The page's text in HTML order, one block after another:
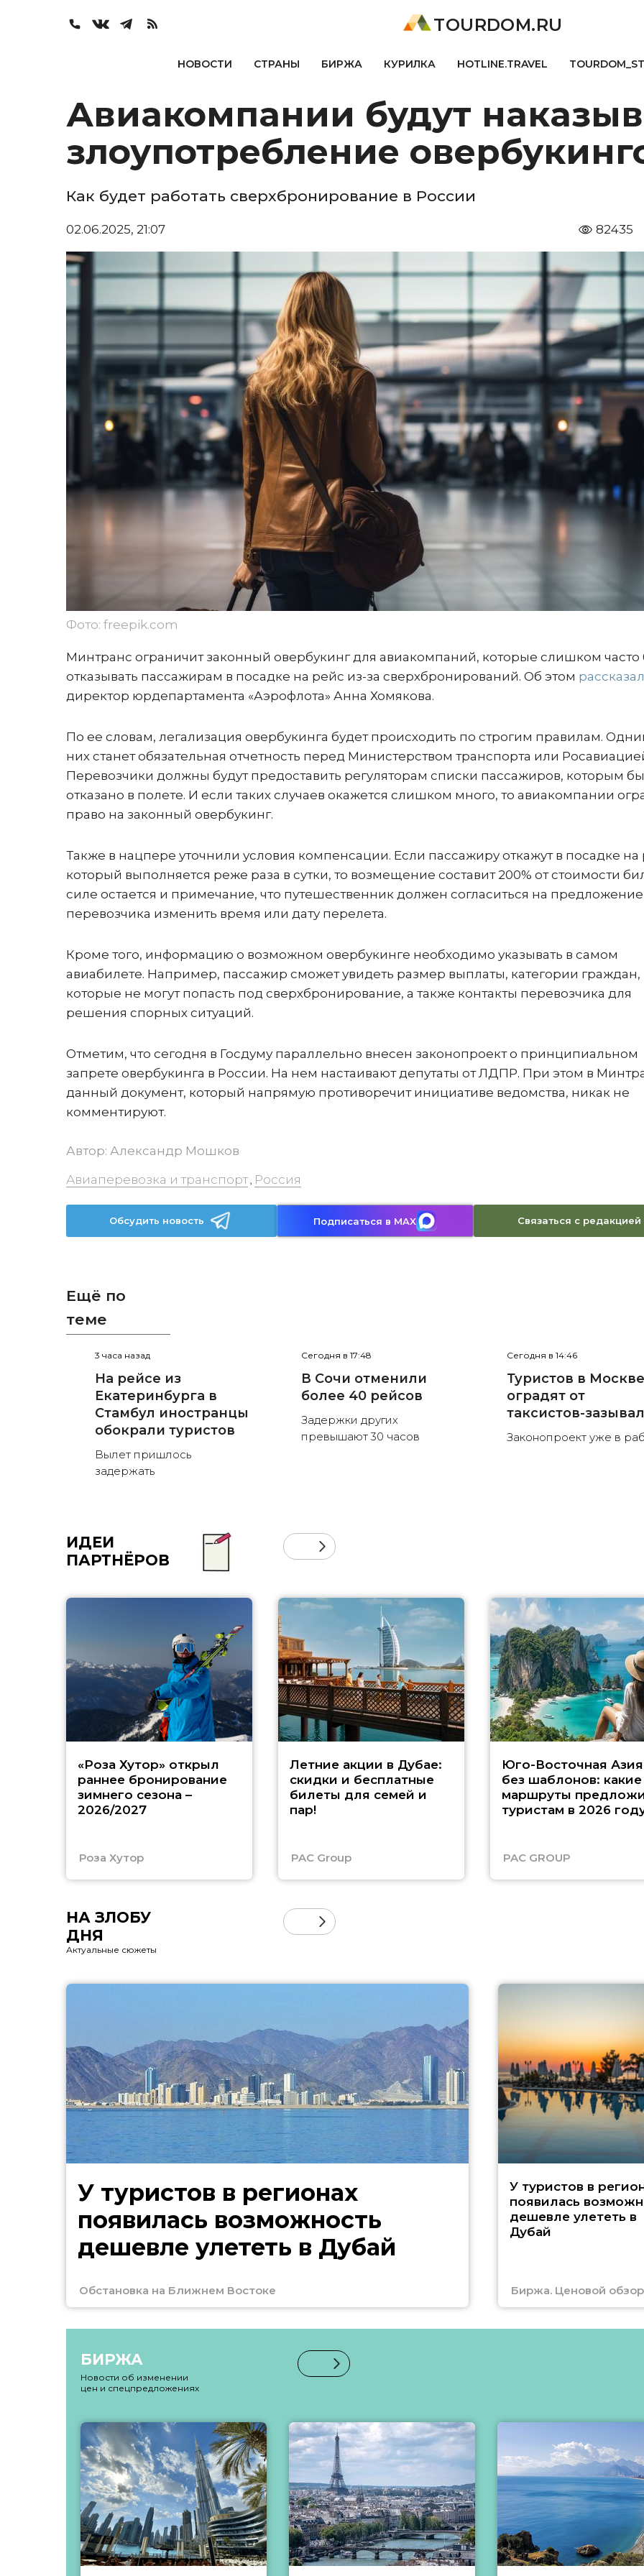
TOURDOM.RU
НОВОСТИ СТРАНЫ БИРЖА КУРИЛКА HOTLINE.TRAVEL
Авиакомпании будут
злоупотребление
Как будет работать сверхбронирование в России
02.06.2025, 21:07 82435
Фото: freepik.com
Минтранс ограничит законный овербукинг для авиакомпаний, которые слишком часто
отказывать пассажирам в посадке на рейс из-за сверхбронирований. Об этом
директор юрдепартамента «Аэрофлота» Анна Хомякова.
По ее словам, легализация овербукинга будет происходить по строгим правилам.
них станет обязательная отчетность перед Министерством транспорта или
Перевозчики должны будут предоставить регуляторам списки пассажиров, которым
отказано в полете. И если таких случаев окажется слишком много, то авиакомпании
право на законный овербукинг.
Также в нацпере уточнили условия компенсации. Если пассажиру откажут в посадке на
который выполняется реже раза в сутки, то возмещение составит 200% от стоимости
силе остается и примечание, что путешественник должен согласиться на предложение
перевозчика изменить время или дату перелета.
Кроме того, информацию о возможном овербукинге необходимо указывать в самом
авиабилете. Например, пассажир сможет увидеть размер выплаты, категории граждан,
которые не могут попасть под сверхбронирование, а также контакты перевозчика для
решения спорных ситуаций.
Отметим, что сегодня в Госдуму параллельно внесен законопроект о принципиальном
запрете овербукинга в России. На нем настаивают депутаты от ЛДПР. При этом в
данный документ, который напрямую противоречит инициативе ведомства, никак не
комментируют.
Автор: Александр Мошков
Авиаперевозка и транспорт, Россия
Обсудить новость Подписаться в MAX Связаться с редакцией
Ещё по
теме
3 часа назад
На рейсе из
Екатеринбурга в
Стамбул иностранцы
обокрали туристов
Вылет пришлось
задержать
Сегодня в 17:48
В Сочи отменили
более 40 рейсов
Задержки других
превышают 30 часов
Сегодня в 14:46
Туристов в
оградят от
таксистов-
Законопроект уже в
ИДЕИ
ПАРТНЁРОВ
«Роза Хутор» открыл
раннее бронирование
зимнего сезона –
2026/2027
Роза Хутор
Летние акции в Дубае:
скидки и бесплатные
билеты для семей и
пар!
PAC Group
Юго-Восточная Азия
без шаблонов: какие
маршруты
туристам в 2026
PAC GROUP
НА ЗЛОБУ
ДНЯ
Актуальные сюжеты
У туристов в регионах
появилась возможность
дешевле улететь в Дубай
Обстановка на Ближнем Востоке
У туристов в
появилась
дешевле улететь в
Дубай
Биржа. Ценовой обзор
БИРЖА
Новости об изменении
цен и спецпредложениях